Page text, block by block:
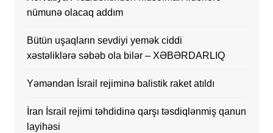
nümunə olacaq addım
Bütün uşaqların sevdiyi yemək ciddi
xəstəliklərə səbəb ola bilər – XƏBƏRDARLIQ
Yəməndən İsrail rejiminə balistik raket atıldı
İran İsrail rejimi təhdidinə qarşı təsdiqlənmiş qanun
layihəsi